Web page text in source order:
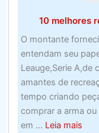
10 melhores
O montante
entendam seu
Leauge,Serie A,de
amantes de
tempo criando
comprar a arma
em ... Leia maisabout